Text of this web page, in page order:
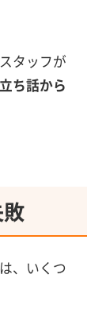
タッフが
立ち話から
、いくつ